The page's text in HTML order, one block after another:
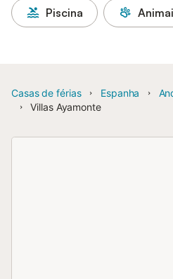
Piscina
Casas de férias Espanha
Villas Ayamonte